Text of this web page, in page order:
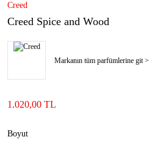
Creed
Creed Spice and Wood
Markanın tüm parfümlerine git >
1.020,00 TL
Boyut